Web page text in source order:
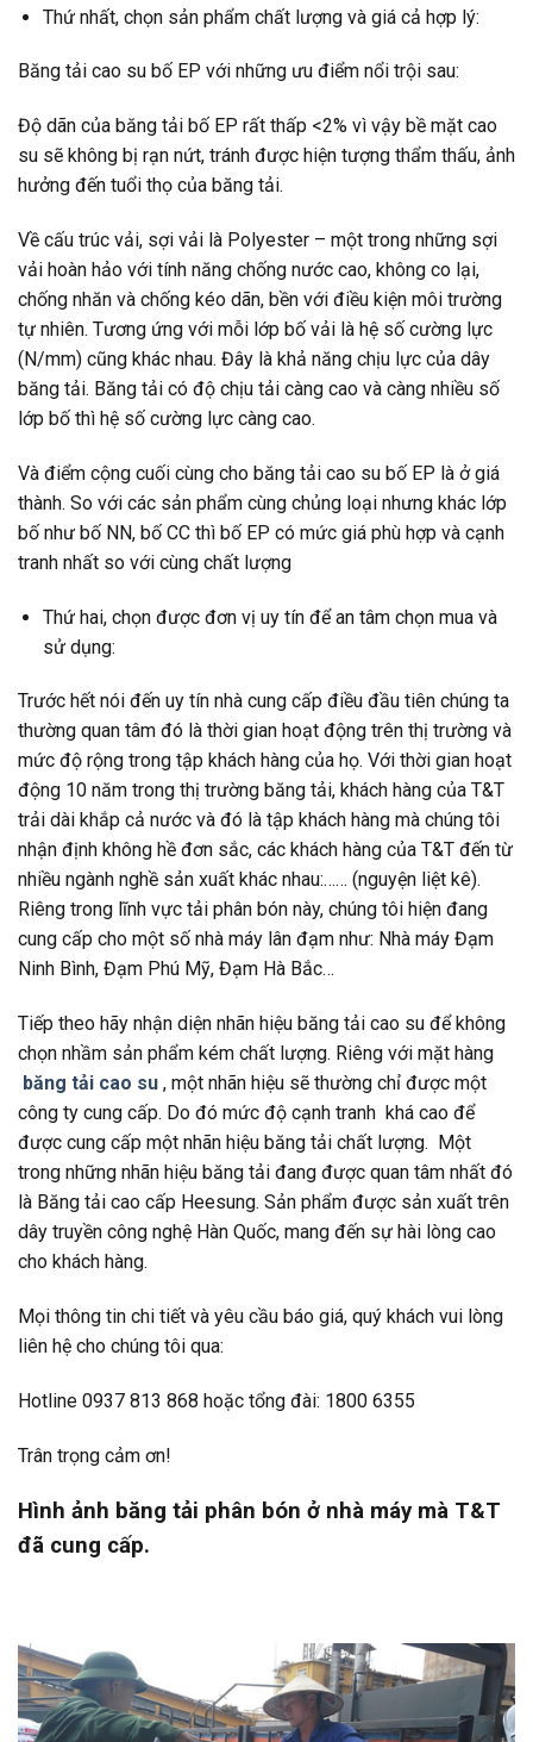
Thứ nhất, chọn sản phẩm chất lượng và giá cả hợp lý:
Băng tải cao su bố EP với những ưu điểm nổi trội sau:
Độ dãn của băng tải bố EP rất thấp <2% vì vậy bề mặt cao
su sẽ không bị rạn nứt, tránh được hiện tượng thẩm thấu, ảnh
hưởng đến tuổi thọ của băng tải.
Về cấu trúc vải, sợi vải là Polyester – một trong những sợi
vải hoàn hảo với tính năng chống nước cao, không co lại,
chống nhăn và chống kéo dãn, bền với điều kiện môi trường
tự nhiên. Tương ứng với mỗi lớp bố vải là hệ số cường lực
(N/mm) cũng khác nhau. Đây là khả năng chịu lực của dây
băng tải. Băng tải có độ chịu tải càng cao và càng nhiều số
lớp bố thì hệ số cường lực càng cao.
Và điểm cộng cuối cùng cho băng tải cao su bố EP là ở giá
thành. So với các sản phẩm cùng chủng loại nhưng khác lớp
bố như bố NN, bố CC thì bố EP có mức giá phù hợp và cạnh
tranh nhất so với cùng chất lượng
Thứ hai, chọn được đơn vị uy tín để an tâm chọn mua và
sử dụng:
Trước hết nói đến uy tín nhà cung cấp điều đầu tiên chúng ta
thường quan tâm đó là thời gian hoạt động trên thị trường và
mức độ rộng trong tập khách hàng của họ. Với thời gian hoạt
động 10 năm trong thị trường băng tải, khách hàng của T&T
trải dài khắp cả nước và đó là tập khách hàng mà chúng tôi
nhận định không hề đơn sắc, các khách hàng của T&T đến từ
nhiều ngành nghề sản xuất khác nhau:…… (nguyện liệt kê).
Riêng trong lĩnh vực tải phân bón này, chúng tôi hiện đang
cung cấp cho một số nhà máy lân đạm như: Nhà máy Đạm
Ninh Bình, Đạm Phú Mỹ, Đạm Hà Bắc…
Tiếp theo hãy nhận diện nhãn hiệu băng tải cao su để không
chọn nhầm sản phẩm kém chất lượng. Riêng với mặt hàng
băng tải cao su , một nhãn hiệu sẽ thường chỉ được một
công ty cung cấp. Do đó mức độ cạnh tranh khá cao để
được cung cấp một nhãn hiệu băng tải chất lượng. Một
trong những nhãn hiệu băng tải đang được quan tâm nhất đó
là Băng tải cao cấp Heesung. Sản phẩm được sản xuất trên
dây truyền công nghệ Hàn Quốc, mang đến sự hài lòng cao
cho khách hàng.
Mọi thông tin chi tiết và yêu cầu báo giá, quý khách vui lòng
liên hệ cho chúng tôi qua:
Hotline 0937 813 868 hoặc tổng đài: 1800 6355
Trân trọng cảm ơn!
Hình ảnh băng tải phân bón ở nhà máy mà T&T
đã cung cấp.